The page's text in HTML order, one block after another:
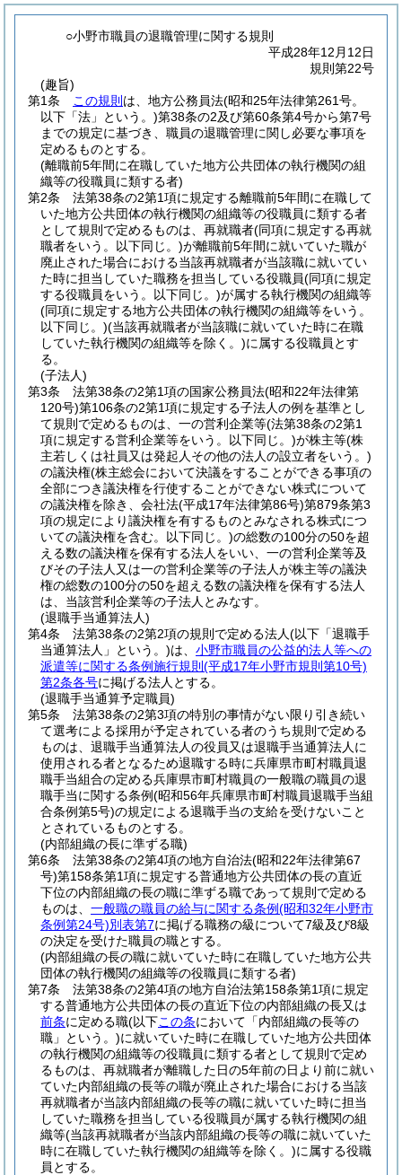
○小野市職員の退職管理に関する規則
平成28年12月12日
規則第22号
(趣旨)
第1条
この規則 は、地方公務員法(昭和25年法律第261号。
以下「法」という。)第38条の2及び第60条第4号から第7号
までの規定に基づき、職員の退職管理に関し必要な事項を
定めるものとする。
(離職前5年間に在職していた地方公共団体の執行機関の組
織等の役職員に類する者)
第2条
法第38条の2第1項に規定する離職前5年間に在職して
いた地方公共団体の執行機関の組織等の役職員に類する者
として規則で定めるものは、再就職者(同項に規定する再就
職者をいう。以下同じ。)が離職前5年間に就いていた職が
廃止された場合における当該再就職者が当該職に就いてい
た時に担当していた職務を担当している役職員(同項に規定
する役職員をいう。以下同じ。)が属する執行機関の組織等
(同項に規定する地方公共団体の執行機関の組織等をいう。
以下同じ。)(当該再就職者が当該職に就いていた時に在職
していた執行機関の組織等を除く。)に属する役職員とす
る。
(子法人)
第3条
法第38条の2第1項の国家公務員法(昭和22年法律第
120号)第106条の2第1項に規定する子法人の例を基準とし
て規則で定めるものは、一の営利企業等(法第38条の2第1
項に規定する営利企業等をいう。以下同じ。)が株主等(株
主若しくは社員又は発起人その他の法人の設立者をいう。)
の議決権(株主総会において決議をすることができる事項の
全部につき議決権を行使することができない株式について
の議決権を除き、会社法(平成17年法律第86号)第879条第3
項の規定により議決権を有するものとみなされる株式につ
いての議決権を含む。以下同じ。)の総数の100分の50を超
える数の議決権を保有する法人をいい、一の営利企業等及
びその子法人又は一の営利企業等の子法人が株主等の議決
権の総数の100分の50を超える数の議決権を保有する法人
は、当該営利企業等の子法人とみなす。
(退職手当通算法人)
第4条
法第38条の2第2項の規則で定める法人(以下「退職手
当通算法人」という。)は、 小野市職員の公益的法人等への
派遣等に関する条例施行規則 (平成17年小野市規則第10号)
第2条各号に掲げる法人とする。
(退職手当通算予定職員)
第5条
法第38条の2第3項の特別の事情がない限り引き続い
て選考による採用が予定されている者のうち規則で定める
ものは、退職手当通算法人の役員又は退職手当通算法人に
使用される者となるため退職する時に兵庫県市町村職員退
職手当組合の定める兵庫県市町村職員の一般職の職員の退
職手当に関する条例(昭和56年兵庫県市町村職員退職手当組
合条例第5号)の規定による退職手当の支給を受けないこと
とされているものとする。
(内部組織の長に準ずる職)
第6条
法第38条の2第4項の地方自治法(昭和22年法律第67
号)第158条第1項に規定する普通地方公共団体の長の直近
下位の内部組織の長の職に準ずる職であって規則で定める
ものは、 一般職の職員の給与に関する条例(昭和32年小野市
条例第24号)別表第7に掲げる職務の級について7級及び8級
の決定を受けた職員の職とする。
(内部組織の長の職に就いていた時に在職していた地方公共
団体の執行機関の組織等の役職員に類する者)
第7条
法第38条の2第4項の地方自治法第158条第1項に規定
する普通地方公共団体の長の直近下位の内部組織の長又は
前条に定める職(以下この条において「内部組織の長等の
職」という。)に就いていた時に在職していた地方公共団体
の執行機関の組織等の役職員に類する者として規則で定め
るものは、再就職者が離職した日の5年前の日より前に就い
ていた内部組織の長等の職が廃止された場合における当該
再就職者が当該内部組織の長等の職に就いていた時に担当
していた職務を担当している役職員が属する執行機関の組
織等(当該再就職者が当該内部組織の長等の職に就いていた
時に在職していた執行機関の組織等を除く。)に属する役職
員とする。